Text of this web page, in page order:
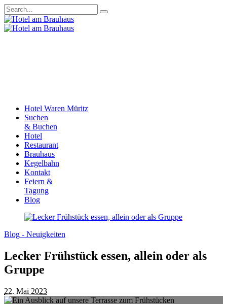
Hotel Waren Müritz
Suchen
& Buchen
Hotel
Restaurant
Brauhaus
Kegelbahn
Kontakt
Feiern &
Tagung
Blog
Blog - Neuigkeiten
Lecker Frühstück essen, allein oder als
Gruppe
22. Mai 2023